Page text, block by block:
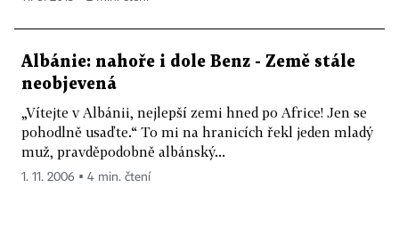
Albánie: nahoře i dole Benz - Země stále
neobjevená
„Vítejte v Albánii, nejlepší zemi hned po Africe! Jen se
pohodlně usaďte.“ To mi na hranicích řekl jeden mladý
muž, pravděpodobně albánský...
1. 11. 2006 ▪ 4 min. čtení